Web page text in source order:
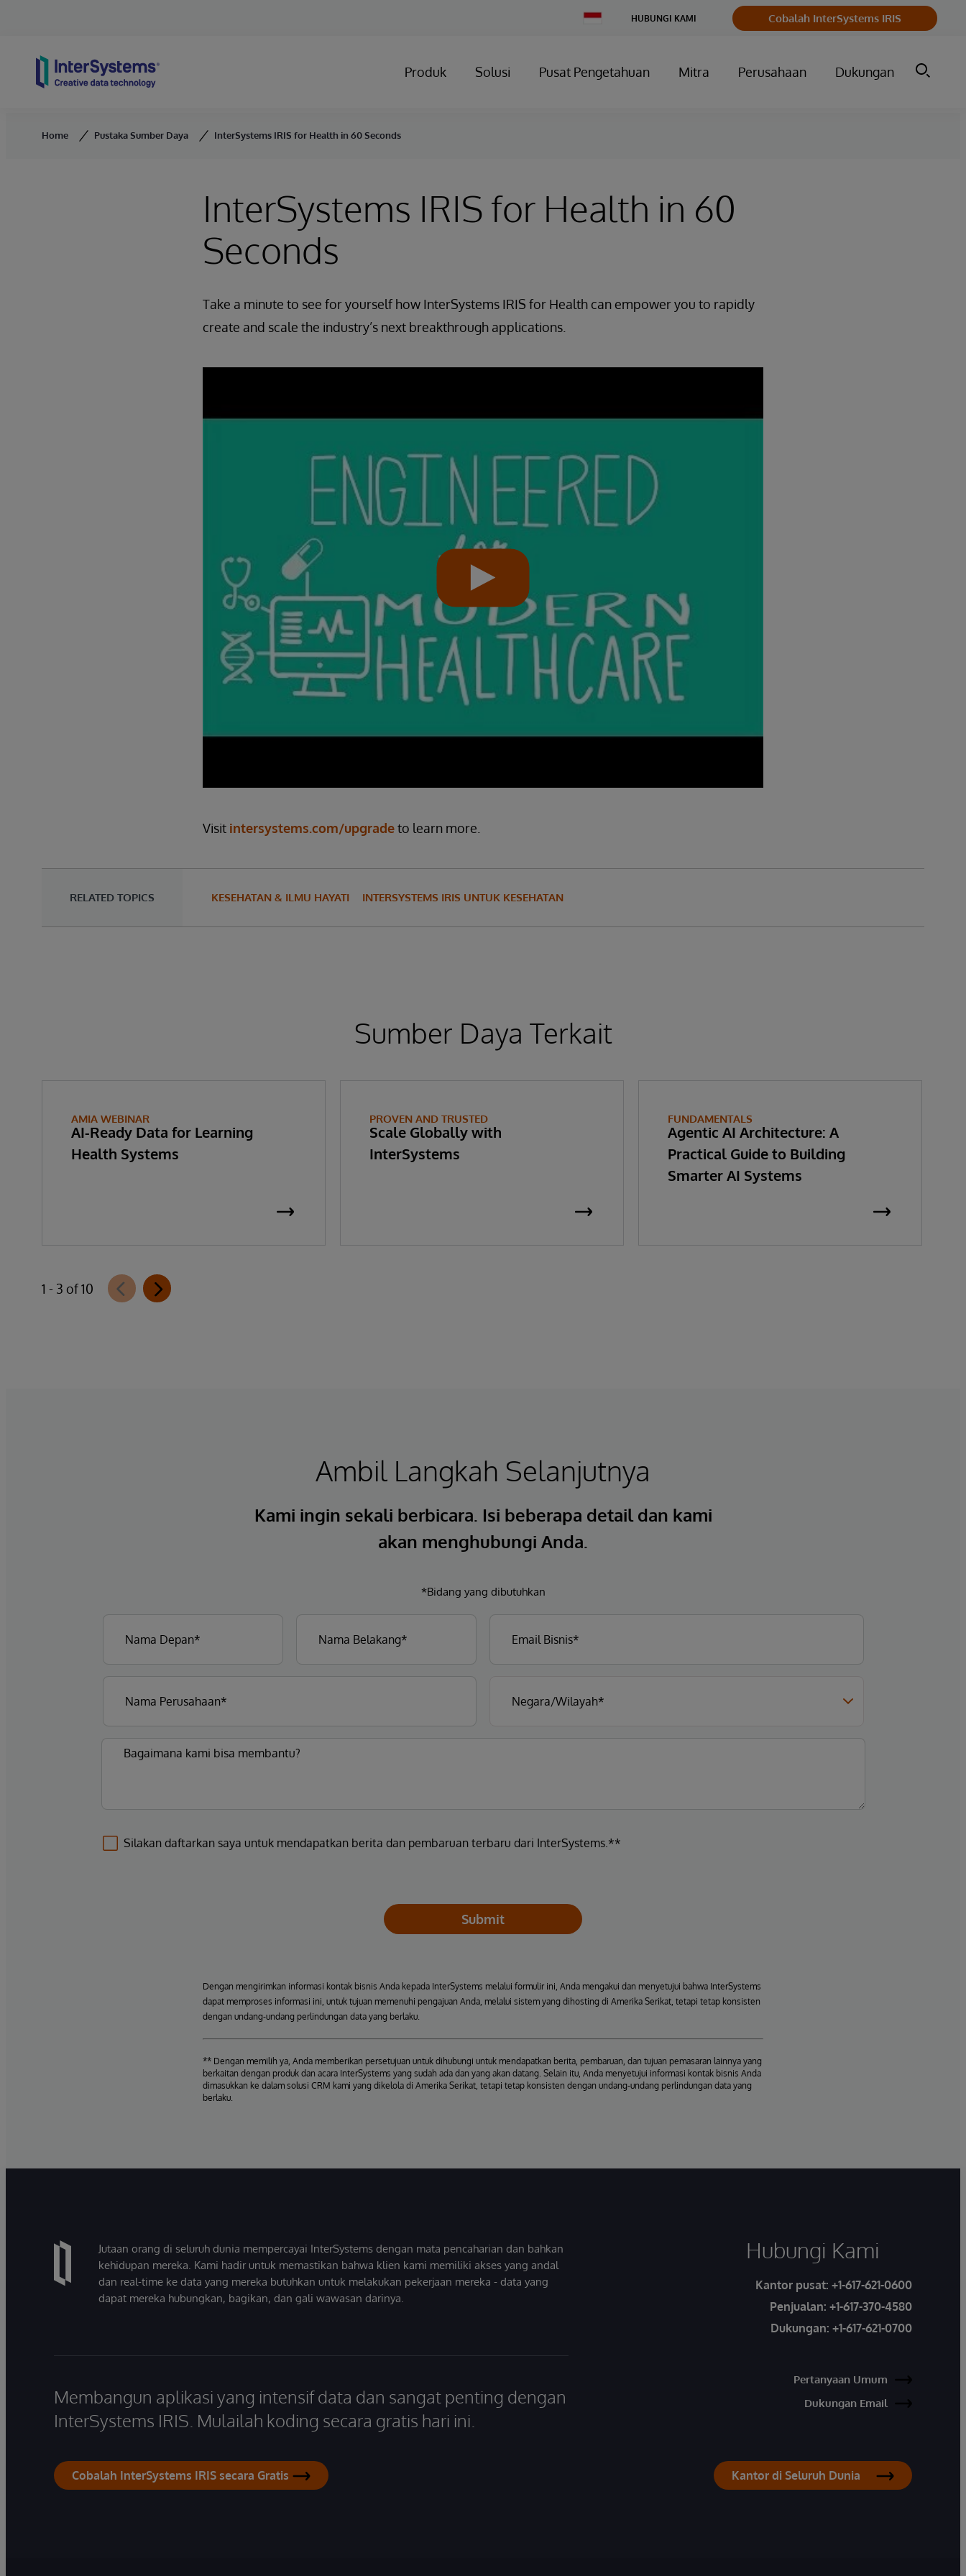
Change
HUBUNGI KAMI Cobalah InterSystems IRIS
Produk Solusi Pusat Pengetahuan Mitra Perusahaan Dukungan
Home Pustaka Sumber Daya InterSystems IRIS for Health in 60 Seconds
InterSystems IRIS for Health in 60
Seconds
Take a minute to see for yourself how InterSystems IRIS for Health can empower you to rapidly
create and scale the industry’s next breakthrough applications.
Visit intersystems.com/upgradeto learn more.
RELATED TOPICS KESEHATAN & ILMU HAYATI INTERSYSTEMS IRIS UNTUK KESEHATAN
Sumber Daya Terkait
AMIA WEBINAR
AI-Ready Data for Learning
Health Systems
PROVEN AND TRUSTED
Scale Globally with
InterSystems
FUNDAMENTALS
Agentic AI Architecture: A
Practical Guide to Building
Smarter AI Systems
1 - 3 of 10
Ambil Langkah Selanjutnya
Kami ingin sekali berbicara. Isi beberapa detail dan kami
akan menghubungi Anda.
*Bidang yang dibutuhkan
Silakan daftarkan saya untuk mendapatkan berita dan pembaruan terbaru dari InterSystems.**
Submit
Dengan mengirimkan informasi kontak bisnis Anda kepada InterSystems melalui formulir ini, Anda mengakui dan menyetujui bahwa InterSystems
dapat memproses informasi ini, untuk tujuan memenuhi pengajuan Anda, melalui sistem yang dihosting di Amerika Serikat, tetapi tetap konsisten
dengan undang-undang perlindungan data yang berlaku.
** Dengan memilih ya, Anda memberikan persetujuan untuk dihubungi untuk mendapatkan berita, pembaruan, dan tujuan pemasaran lainnya yang
berkaitan dengan produk dan acara InterSystems yang sudah ada dan yang akan datang. Selain itu, Anda menyetujui informasi kontak bisnis Anda
dimasukkan ke dalam solusi CRM kami yang dikelola di Amerika Serikat, tetapi tetap konsisten dengan undang-undang perlindungan data yang
berlaku.
Jutaan orang di seluruh dunia mempercayai InterSystems dengan mata pencaharian dan bahkan
kehidupan mereka. Kami hadir untuk memastikan bahwa klien kami memiliki akses yang andal
dan real-time ke data yang mereka butuhkan untuk melakukan pekerjaan mereka - data yang
dapat mereka hubungkan, bagikan, dan gali wawasan darinya.
Membangun aplikasi yang intensif data dan sangat penting dengan
InterSystems IRIS. Mulailah koding secara gratis hari ini.
Cobalah InterSystems IRIS secara Gratis
Hubungi Kami
Kantor pusat: +1-617-621-0600
Penjualan: +1-617-370-4580
Dukungan: +1-617-621-0700
Pertanyaan Umum
Dukungan Email
Kantor di Seluruh Dunia